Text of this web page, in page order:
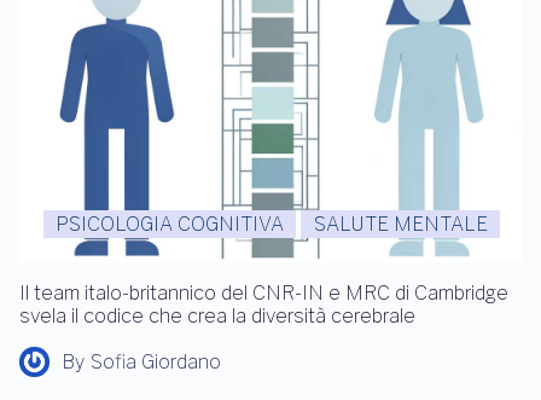
PSICOLOGIA COGNITIVA SALUTE MENTALE
Il team italo-britannico del CNR-IN e MRC di Cambridge
svela il codice che crea la diversità cerebrale
By Sofia Giordano